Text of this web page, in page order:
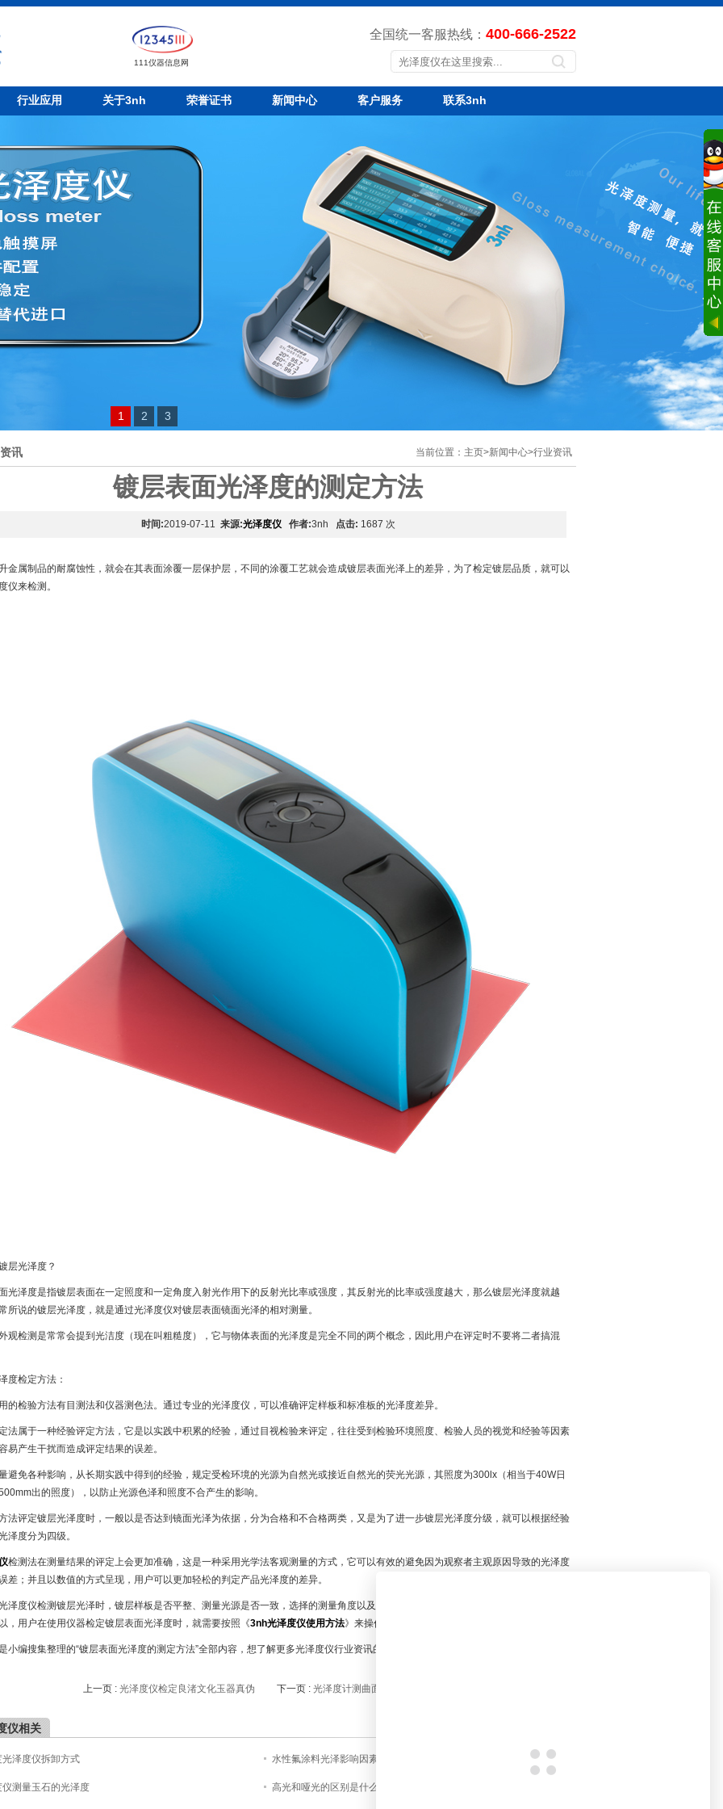
111仪器信息网
全国统一客服热线： 400-666-2522
行业应用 关于3nh 荣誉证书 新闻中心 客户服务 联系3nh
1 2 3
讯 当前位置： 主页>新闻中心>行业资讯
镀层表面光泽度的测定方法
时间:2019-07-11 来源:光泽度仪 作者:3nh 点击: 1687 次
金属制品的耐腐蚀性，就会在其表面涂覆一层保护层，不同的涂覆工艺就会造成镀层表面光泽上的差异，为了检定镀层品质，就可以
仪来检测。
层光泽度？
光泽度是指镀层表面在一定照度和一定角度入射光作用下的反射光比率或强度，其反射光的比率或强度越大，那么镀层光泽度就越
所说的镀层光泽度，就是通过光泽度仪对镀层表面镜面光泽的相对测量。
观检测是常常会提到光洁度（现在叫粗糙度），它与物体表面的光泽度是完全不同的两个概念，因此用户在评定时不要将二者搞混
度检定方法：
的检验方法有目测法和仪器测色法。通过专业的光泽度仪，可以准确评定样板和标准板的光泽度差异。
法属于一种经验评定方法，它是以实践中积累的经验，通过目视检验来评定，往往受到检验环境照度、检验人员的视觉和经验等因素
易产生干扰而造成评定结果的误差。
避免各种影响，从长期实践中得到的经验，规定受检环境的光源为自然光或接近自然光的荧光光源，其照度为300lx（相当于40W日
出的照度），以防止光源色泽和照度不合产生的影响。
法评定镀层光泽度时，一般以是否达到镜面光泽为依据，分为合格和不合格两类，又是为了进一步镀层光泽度分级，就可以根据经验
泽度分为四级。
检测法在测量结果的评定上会更加准确，这是一种采用光学法客观测量的方式，它可以有效的避免因为观察者主观原因导致的光泽度
差；并且以数值的方式呈现，用户可以更加轻松的判定产品光泽度的差异。
泽度仪检测镀层光泽时，镀层样板是否平整、测量光源是否一致，选择的测量角度以及光泽度仪标准板精准度都会对测量结果造成影
，用户在使用仪器检定镀层表面光泽度时，就需要按照《3nh光泽度仪使用方法》来操作。
小编搜集整理的“镀层表面光泽度的测定方法”全部内容，想了解更多光泽度仪行业资讯的用户，可以关注我们的后续更新！
上一页 : 光泽度仪检定良渚文化玉器真伪 下一页 : 光泽度计测曲面有什么好的办法？
仪相关
光泽度仪拆卸方式 水性氟涂料光泽影响因素及测定方法
仪测量玉石的光泽度 高光和哑光的区别是什么？怎么测量？